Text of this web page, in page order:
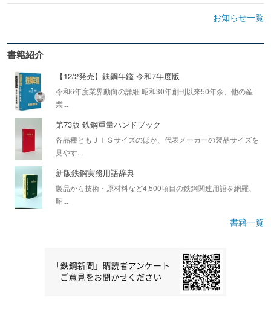
お知らせ一覧
書籍紹介
【12/2発売】鉄鋼年鑑 令和7年度版
令和6年度業界動向の詳細 昭和30年創刊以来50年余、他の産
業...
第73版 鉄鋼重量ハンドブック
各品種ともＪＩＳサイズのほか、代表メーカーの製品サイズを
見やす...
新版鉄鋼実務用語辞典
製品から技術・原材料など4,500項目の鉄鋼関連用語を網羅、
昭...
書籍一覧